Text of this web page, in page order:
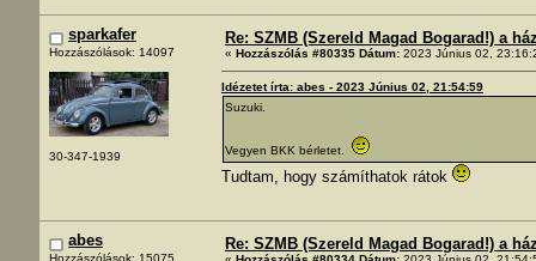
sparkafer
Hozzászólások: 14097
30-347-1939
Re: SZMB (Szereld Magad Bogarad!) a
« Hozzászólás #80335 Dátum: 2023 Június 02,
Idézetet írta: abes - 2023 Június 02, 21:54:59
Suzuki.
Vegyen BKK bérletet.
Tudtam, hogy számíthatok rátok
abes Re: SZMB (Szereld Magad Bogarad!) a